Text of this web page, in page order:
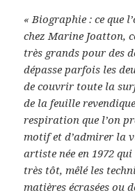
« Biographie : ce que
chez Marine Joatton,
très grands pour des
dépasse parfois les
de couvrir toute la
de la feuille
respiration que l’on
motif et d’admirer la
artiste née en 1972
très tôt, mêlé les
matières écrasées ou